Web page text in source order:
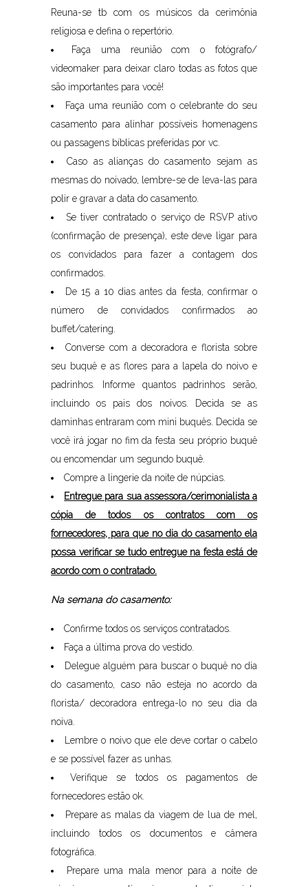
Reuna-se tb com os músicos da cerimônia
religiosa e defina o repertório.
Faça uma reunião com o fotógrafo/
videomaker para deixar claro todas as fotos que
são importantes para você!
Faça uma reunião com o celebrante do seu
casamento para alinhar possíveis homenagens
ou passagens bíblicas preferidas por vc.
Caso as alianças do casamento sejam as
mesmas do noivado, lembre-se de leva-las para
polir e gravar a data do casamento.
Se tiver contratado o serviço de RSVP ativo
(confirmação de presença), este deve ligar para
os convidados para fazer a contagem dos
confirmados.
De 15 a 10 dias antes da festa, confirmar o
número de convidados confirmados ao
buffet/catering.
Converse com a decoradora e florista sobre
seu buquê e as flores para a lapela do noivo e
padrinhos. Informe quantos padrinhos serão,
incluindo os pais dos noivos. Decida se as
daminhas entraram com mini buquês. Decida se
você irá jogar no fim da festa seu próprio buquê
ou encomendar um segundo buquê.
Compre a lingerie da noite de núpcias.
Entregue para sua assessora/cerimonialista a
cópia de todos os contratos com os
fornecedores, para que no dia do casamento ela
possa verificar se tudo entregue na festa está de
acordo com o contratado.
Na semana do casamento:
Confirme todos os serviços contratados.
Faça a última prova do vestido.
Delegue alguém para buscar o buquê no dia
do casamento, caso não esteja no acordo da
florista/ decoradora entrega-lo no seu dia da
noiva.
Lembre o noivo que ele deve cortar o cabelo
e se possível fazer as unhas.
Verifique se todos os pagamentos de
fornecedores estão ok.
Prepare as malas da viagem de lua de mel,
incluindo todos os documentos e câmera
fotográfica.
Prepare uma mala menor para a noite de